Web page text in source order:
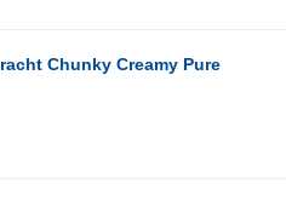
Chunky Creamy Pure